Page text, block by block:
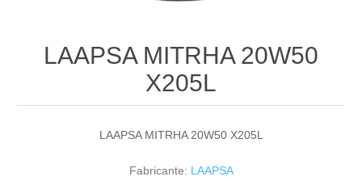
LAAPSA MITRHA 20W50
X205L
LAAPSA MITRHA 20W50 X205L
Fabricante: LAAPSA